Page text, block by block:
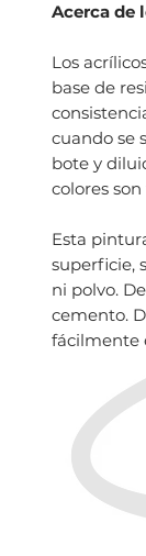
Acerca de
Los
base de
cuando se
bote y
colores
Esta
superficie,
ni polvo.
cemento.
fácilmente